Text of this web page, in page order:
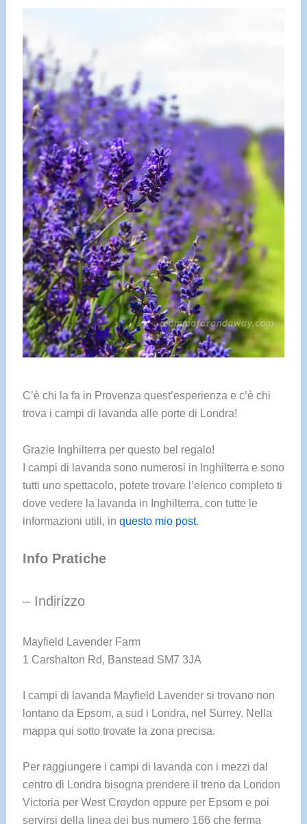
C’è chi la fa in Provenza quest’esperienza e c’è chi
trova i campi di lavanda alle porte di Londra!
Grazie Inghilterra per questo bel regalo!
I campi di lavanda sono numerosi in Inghilterra e sono
tutti uno spettacolo, potete trovare l’elenco completo ti
dove vedere la lavanda in Inghilterra, con tutte le
informazioni utili, in questo mio post.
Info Pratiche
– Indirizzo
Mayfield Lavender Farm
1 Carshalton Rd, Banstead SM7 3JA
I campi di lavanda Mayfield Lavender si trovano non
lontano da Epsom, a sud i Londra, nel Surrey. Nella
mappa qui sotto trovate la zona precisa.
Per raggiungere i campi di lavanda con i mezzi dal
centro di Londra bisogna prendere il treno da London
Victoria per West Croydon oppure per Epsom e poi
servirsi della linea dei bus numero 166 che ferma